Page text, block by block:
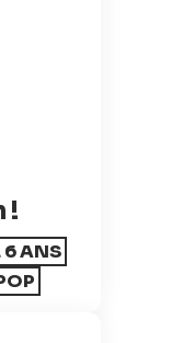
!
6 ANS